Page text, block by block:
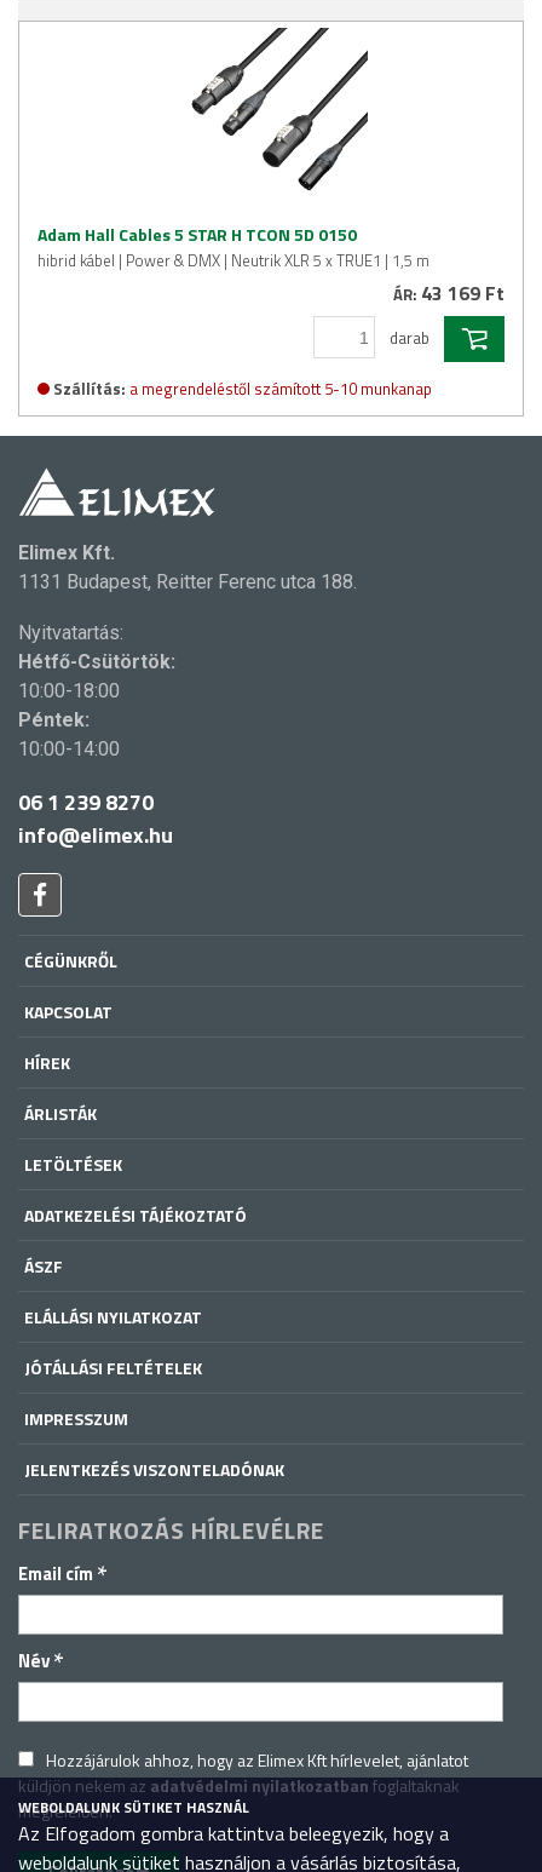
Adam Hall Cables 5 STAR H TCON 5D 0150
hibrid kábel | Power & DMX | Neutrik XLR 5 x TRUE1 | 1,5 m
ÁR: 43 169 Ft
darab
Szállítás: a megrendeléstől számított 5-10 munkanap
Elimex Kft.
1131 Budapest, Reitter Ferenc utca 188.
Nyitvatartás:
Hétfő-Csütörtök:
10:00-18:00
Péntek:
10:00-14:00
06 1 239 8270
info@elimex.hu
CÉGÜNKRŐL
KAPCSOLAT
HÍREK
ÁRLISTÁK
LETÖLTÉSEK
ADATKEZELÉSI TÁJÉKOZTATÓ
ÁSZF
ELÁLLÁSI NYILATKOZAT
JÓTÁLLÁSI FELTÉTELEK
IMPRESSZUM
JELENTKEZÉS VISZONTELADÓNAK
FELIRATKOZÁS HÍRLEVÉLRE
Email cím *
Név*
Hozzájárulok ahhoz, hogy az Elimex Kft hírlevelet, ajánlatot
küldjön nekem azadatvédelmi nyilatkozatbanfoglaltaknak
megfelelően.
WEBOLDALUNK SÜTIKET HASZNÁL
Az Elfogadom gombra kattintva beleegyezik, hogy a
weboldalunk sütiket használjon a vásárlás biztosítása,